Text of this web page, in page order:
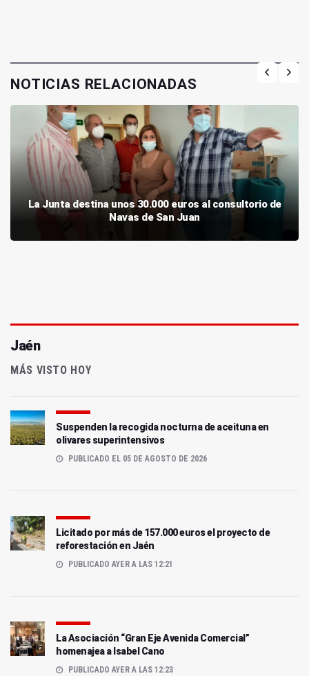
NOTICIAS RELACIONADAS
La Junta destina unos 30.000 euros al consultorio de
Navas de San Juan
Jaén
MÁS VISTO HOY
Suspenden la recogida nocturna de aceituna en
olivares superintensivos
PUBLICADO EL 05 DE AGOSTO DE 2026
Licitado por más de 157.000 euros el proyecto de
reforestación en Jaén
PUBLICADO AYER A LAS 12:21
La Asociación “Gran Eje Avenida Comercial”
homenajea a Isabel Cano
PUBLICADO AYER A LAS 12:23